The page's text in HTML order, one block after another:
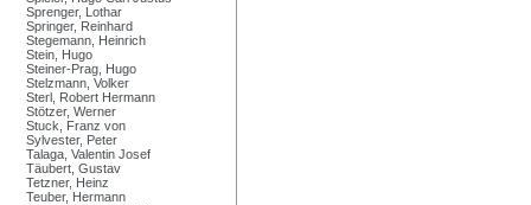
Sprenger, Lothar
Springer, Reinhard
Stegemann, Heinrich
Stein, Hugo
Steiner-Prag, Hugo
Stelzmann, Volker
Sterl, Robert Hermann
Stötzer, Werner
Stuck, Franz von
Sylvester, Peter
Talaga, Valentin Josef
Täubert, Gustav
Tetzner, Heinz
Teuber, Hermann